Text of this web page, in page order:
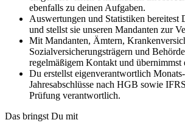
ebenfalls zu deinen Aufgaben.
Auswertungen und Statistiken bereitest
und stellst sie unseren Mandanten zur
Mit Mandanten, Ämtern,
Sozialversicherungsträgern und
regelmäßigem Kontakt und übernimmst
Du erstellst eigenverantwortlich
Jahresabschlüsse nach HGB sowie
Prüfung verantwortlich.
Das bringst Du mit